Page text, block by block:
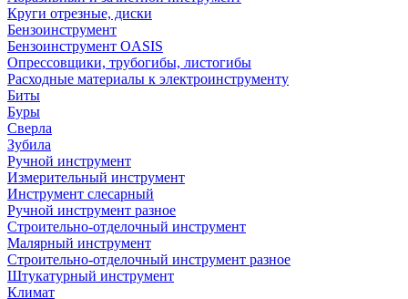
Круги отрезные, диски
Бензоинструмент
Бензоинструмент OASIS
Опрессовщики, трубогибы, листогибы
Расходные материалы к электроинструменту
Биты
Буры
Сверла
Зубила
Ручной инструмент
Измерительный инструмент
Инструмент слесарный
Ручной инструмент разное
Строительно-отделочный инструмент
Малярный инструмент
Строительно-отделочный инструмент разное
Штукатурный инструмент
Климат